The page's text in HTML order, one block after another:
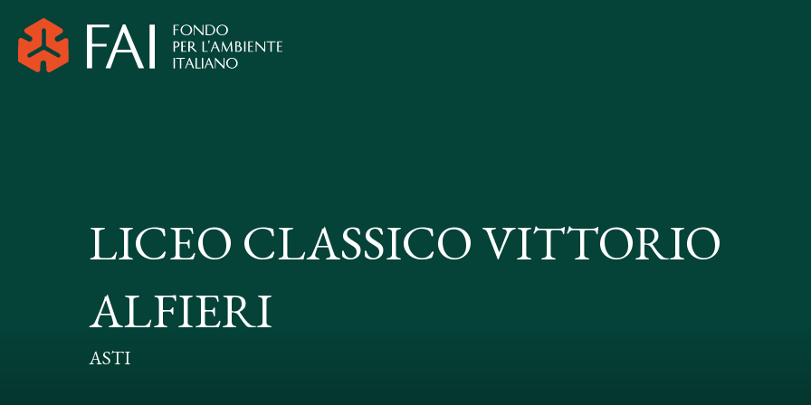
LICEO CLASSICO VITTORIO
ALFIERI
ASTI